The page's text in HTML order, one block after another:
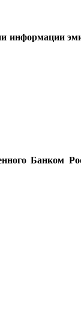
информации
Банком